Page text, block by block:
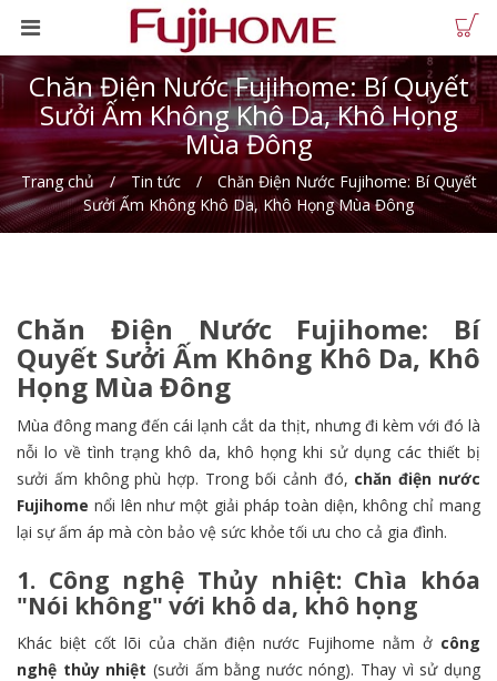
Chăn Điện Nước Fujihome: Bí Quyết
Sưởi Ấm Không Khô Da, Khô Họng
Mùa Đông
Trang chủ Tin tức
Chăn Điện Nước Fujihome: Bí Quyết
Sưởi Ấm Không Khô Da, Khô Họng Mùa Đông
Chăn Điện Nước Fujihome: Bí
Quyết Sưởi Ấm Không Khô Da, Khô
Họng Mùa Đông
Mùa đông mang đến cái lạnh cắt da thịt, nhưng đi kèm với đó là
nỗi lo về tình trạng khô da, khô họng khi sử dụng các thiết bị
sưởi ấm không phù hợp. Trong bối cảnh đó, chăn điện nước
Fujihome nổi lên như một giải pháp toàn diện, không chỉ mang
lại sự ấm áp mà còn bảo vệ sức khỏe tối ưu cho cả gia đình.
1. Công nghệ Thủy nhiệt: Chìa khóa
"Nói không" với khô da, khô họng
Khác biệt cốt lõi của chăn điện nước Fujihome nằm ở công
nghệ thủy nhiệt (sưởi ấm bằng nước nóng). Thay vì sử dụng